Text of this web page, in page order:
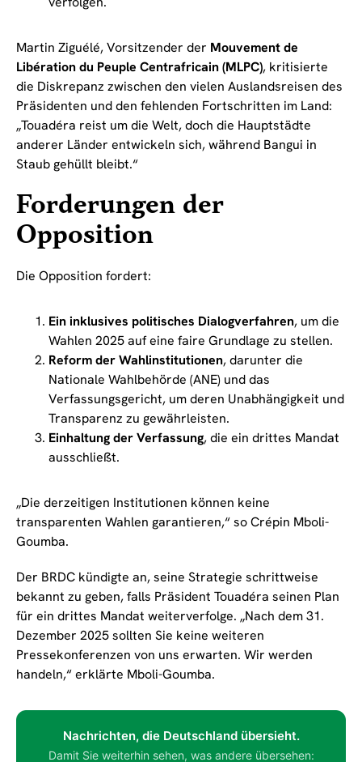
Martin Ziguélé, Vorsitzender der Mouvement de
Libération du Peuple Centrafricain (MLPC), kritisierte
die Diskrepanz zwischen den vielen Auslandsreisen des
Präsidenten und den fehlenden Fortschritten im Land:
„Touadéra reist um die Welt, doch die Hauptstädte
anderer Länder entwickeln sich, während Bangui in
Staub gehüllt bleibt.“
Forderungen der
Opposition
Die Opposition fordert:
Ein inklusives politisches Dialogverfahren, um die
Wahlen 2025 auf eine faire Grundlage zu stellen.
Reform der Wahlinstitutionen, darunter die
Nationale Wahlbehörde (ANE) und das
Verfassungsgericht, um deren Unabhängigkeit und
Transparenz zu gewährleisten.
Einhaltung der Verfassung, die ein drittes Mandat
ausschließt.
„Die derzeitigen Institutionen können keine
transparenten Wahlen garantieren,“ so Crépin Mboli-
Goumba.
Der BRDC kündigte an, seine Strategie schrittweise
bekannt zu geben, falls Präsident Touadéra seinen Plan
für ein drittes Mandat weiterverfolge. „Nach dem 31.
Dezember 2025 sollten Sie keine weiteren
Pressekonferenzen von uns erwarten. Wir werden
handeln,“ erklärte Mboli-Goumba.
Nachrichten, die Deutschland übersieht.
Damit Sie weiterhin sehen, was andere übersehen: